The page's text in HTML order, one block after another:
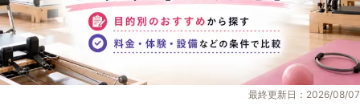
最終更新日：2026/08/07